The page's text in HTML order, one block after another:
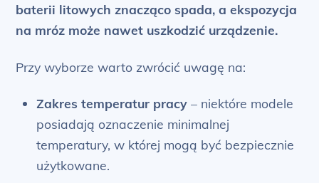
baterii litowych znacząco spada, a ekspozycja
na mróz może nawet uszkodzić urządzenie.
Przy wyborze warto zwrócić uwagę na:
Zakres temperatur pracy– niektóre modele
posiadają oznaczenie minimalnej
temperatury, w której mogą być bezpiecznie
użytkowane.